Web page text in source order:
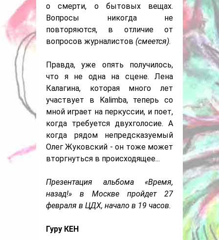
о смерти, о бытовых вещах.
Вопросы никогда не
повторяются, в отличие от
вопросов журналистов (смеется).
Правда, уже опять получилось,
что я не одна на сцене. Лена
Калагина, которая много лет
участвует в Kalimba, теперь со
мной играет на перкуссии, и поет,
когда требуется двухголосие. А
когда рядом непредсказуемый
Олег Жуковский - он тоже может
вторгнуться в происходящее...
Презентация альбома «Время,
назад!» в Москве пройдет 27
февраля в ЦДХ, начало в 19 часов.
Гуру КЕН